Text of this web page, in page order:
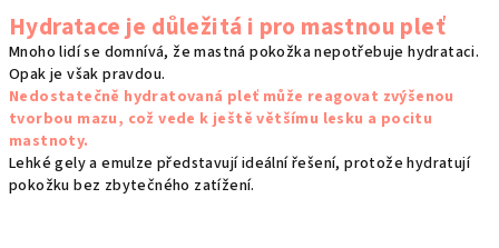
Hydratace je důležitá i pro mastnou pleť
Mnoho lidí se domnívá, že mastná pokožka nepotřebuje hydrataci.
Opak je však pravdou.
Nedostatečně hydratovaná pleť může reagovat zvýšenou
tvorbou mazu, což vede k ještě většímu lesku a pocitu
mastnoty.
Lehké gely a emulze představují ideální řešení, protože hydratují
pokožku bez zbytečného zatížení.